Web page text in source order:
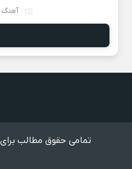
آهنگ
تمامی حقوق مطالب